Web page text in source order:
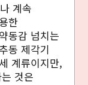
계속
한
동감 넘치는
동 제각기
계류이지만,
것은